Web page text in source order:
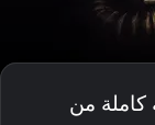
أنه أتم 300 ساعة كاملة من